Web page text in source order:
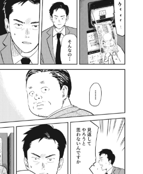
カー日本代表・森保一監督...
もっと見る
もっと見る